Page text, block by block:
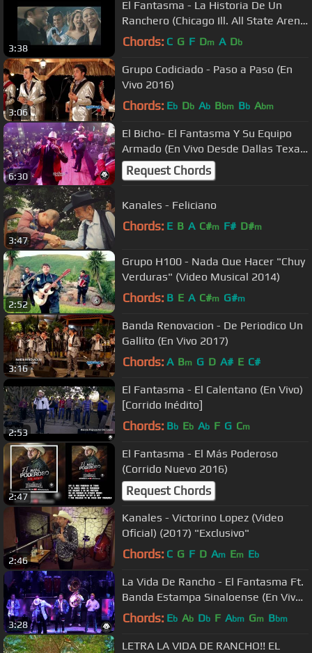
3:38
El Fantasma - La Historia De Un
Ranchero (Chicago Ill. All State Arena
2018) recap
Chords: C G F Dm A Db
3:06
Grupo Codiciado - Paso a Paso (En
Vivo 2016)
Chords: Eb Db Ab Bbm Bb Abm
6:30
El Bicho- El Fantasma Y Su Equipo
Armado (En Vivo Desde Dallas Texas
Enero 2017)
Request Chords
3:47
Kanales - Feliciano
Chords: E B A C#m F# D#m
2:52
Grupo H100 - Nada Que Hacer "Chuy
Verduras" (Video Musical 2014)
Chords: B E A C#m G#m
3:16
Banda Renovacion - De Periodico Un
Gallito (En Vivo 2017)
Chords: A Bm G D A# E C#
2:53
El Fantasma - El Calentano (En Vivo)
[Corrido Inédito]
Chords: Bb Eb Ab F G Cm
2:47
El Fantasma - El Más Poderoso
(Corrido Nuevo 2016)
Request Chords
2:46
Kanales - Victorino Lopez (Video
Oficial) (2017) "Exclusivo"
Chords: C G F D Am Em Eb
3:28
La Vida De Rancho - El Fantasma Ft.
Banda Estampa Sinaloense (En Vivo
Desde Las Pulgas 2016)
Chords: Eb Ab Db F Abm Gm Bbm
LETRA LA VIDA DE RANCHO!! EL